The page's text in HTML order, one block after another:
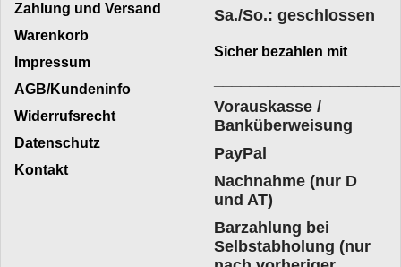
Sa./So.: geschlossen
Zahlung und Versand
Warenkorb
Impressum
AGB/Kundeninfo
Widerrufsrecht
Datenschutz
Kontakt
Sicher bezahlen mit
Vorauskasse /
Banküberweisung
PayPal
Nachnahme (nur D
und AT)
Barzahlung bei
Selbstabholung (nur